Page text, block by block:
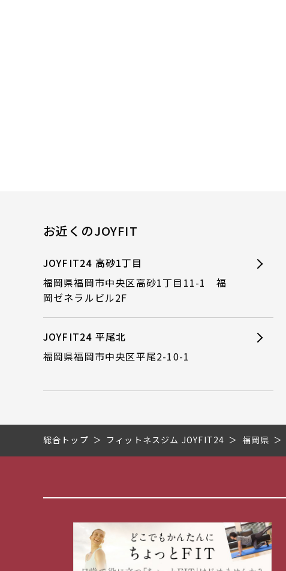
お近くのJOYFIT
JOYFIT24 高砂1丁目
福岡県福岡市中央区高砂1丁目11-1 福
岡ゼネラルビル2F
JOYFIT24 平尾北
福岡県福岡市中央区平尾2-10-1
総合トップ フィットネスジム JOYFIT24 福岡県